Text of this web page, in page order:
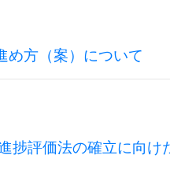
め方（案）について
捗評価法の確立に向け